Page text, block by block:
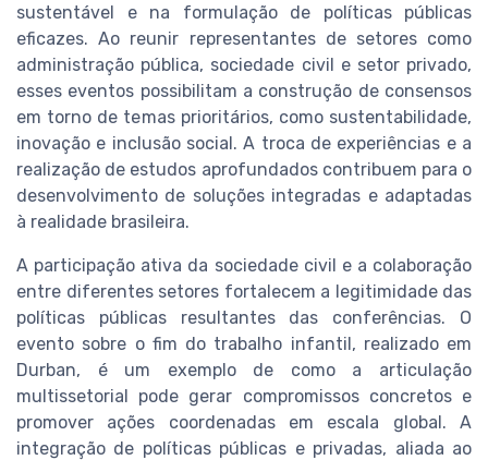
sustentável e na formulação de políticas públicas
eficazes. Ao reunir representantes de setores como
administração pública, sociedade civil e setor privado,
esses eventos possibilitam a construção de consensos
em torno de temas prioritários, como sustentabilidade,
inovação e inclusão social. A troca de experiências e a
realização de estudos aprofundados contribuem para o
desenvolvimento de soluções integradas e adaptadas
à realidade brasileira.
A participação ativa da sociedade civil e a colaboração
entre diferentes setores fortalecem a legitimidade das
políticas públicas resultantes das conferências. O
evento sobre o fim do trabalho infantil, realizado em
Durban, é um exemplo de como a articulação
multissetorial pode gerar compromissos concretos e
promover ações coordenadas em escala global. A
integração de políticas públicas e privadas, aliada ao